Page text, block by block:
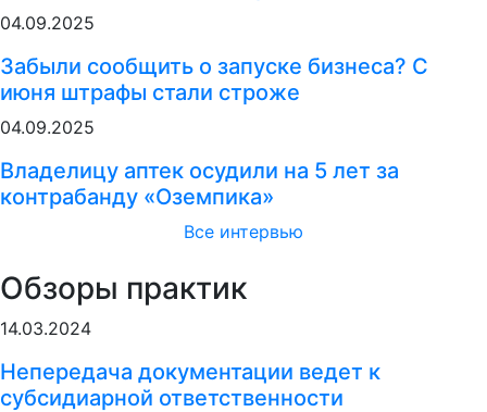
04.09.2025
Забыли сообщить о запуске бизнеса? С
июня штрафы стали строже
04.09.2025
Владелицу аптек осудили на 5 лет за
контрабанду «Оземпика»
Все интервью
Обзоры практик
14.03.2024
Непередача документации ведет к
субсидиарной ответственности